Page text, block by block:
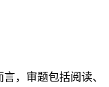
，审题包括阅读、